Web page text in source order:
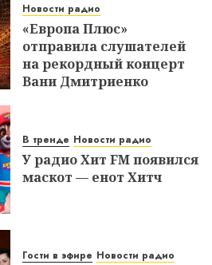
Новости радио
«Европа Плюс»
отправила слушателей
на рекордный концерт
Вани Дмитриенко
В тренде Новости радио
У радио Хит FM появился
маскот — енот Хитч
Гости в эфире Новости радио